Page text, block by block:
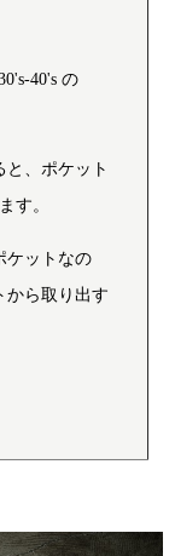
40's の
、ポケット
す。
ケットなの
から取り出す